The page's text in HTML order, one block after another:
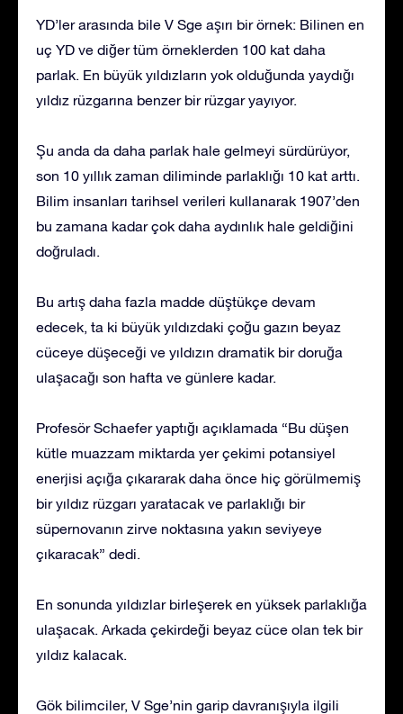
YD’ler arasında bile V Sge aşırı bir örnek: Bilinen en
uç YD ve diğer tüm örneklerden 100 kat daha
parlak. En büyük yıldızların yok olduğunda yaydığı
yıldız rüzgarına benzer bir rüzgar yayıyor.
Şu anda da daha parlak hale gelmeyi sürdürüyor,
son 10 yıllık zaman diliminde parlaklığı 10 kat arttı.
Bilim insanları tarihsel verileri kullanarak 1907’den
bu zamana kadar çok daha aydınlık hale geldiğini
doğruladı.
Bu artış daha fazla madde düştükçe devam
edecek, ta ki büyük yıldızdaki çoğu gazın beyaz
cüceye düşeceği ve yıldızın dramatik bir doruğa
ulaşacağı son hafta ve günlere kadar.
Profesör Schaefer yaptığı açıklamada “Bu düşen
kütle muazzam miktarda yer çekimi potansiyel
enerjisi açığa çıkararak daha önce hiç görülmemiş
bir yıldız rüzgarı yaratacak ve parlaklığı bir
süpernovanın zirve noktasına yakın seviyeye
çıkaracak” dedi.
En sonunda yıldızlar birleşerek en yüksek parlaklığa
ulaşacak. Arkada çekirdeği beyaz cüce olan tek bir
yıldız kalacak.
Gök bilimciler, V Sge’nin garip davranışıyla ilgili